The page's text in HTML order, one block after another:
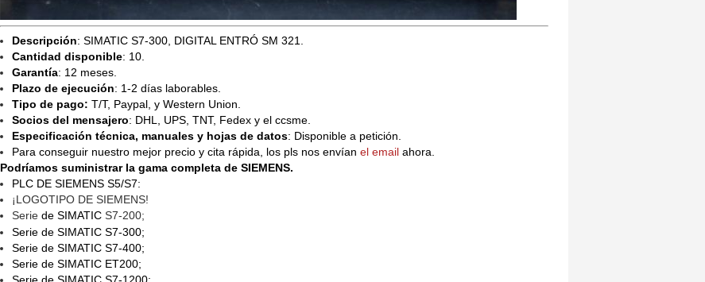
Descripción: SIMATIC S7-300, DIGITAL ENTRÓ SM 321.
Cantidad disponible: 10.
Garantía: 12 meses.
Plazo de ejecución: 1-2 días laborables.
Tipo de pago: T/T, Paypal, y Western Union.
Socios del mensajero: DHL, UPS, TNT, Fedex y el ccsme.
Especificación técnica, manuales y hojas de datos: Disponible a petición.
Para conseguir nuestro mejor precio y cita rápida, los pls nos envían el email ahora.
Podríamos suministrar la gama completa de SIEMENS.
PLC DE SIEMENS S5/S7:
¡LOGOTIPO DE SIEMENS!
Serie de SIMATIC S7-200;
Serie de SIMATIC S7-300;
Serie de SIMATIC S7-400;
Serie de SIMATIC ET200;